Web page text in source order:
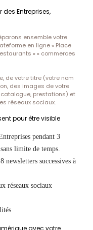
des Entreprises,
ensemble votre
en ligne « Place
» « commerces
de votre titre (votre nom
des images de votre
prestations) et
réseaux sociaux.
pour être visible
pendant 3
limite de temps.
newsletters successives à
réseaux sociaux
avec votre